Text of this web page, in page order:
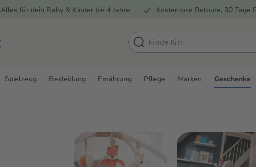
Alles für dein Baby & Kinder bis 4 Jahre Kostenlose Retoure, 30 Tage
Spielzeug Bekleidung Ernährung Pflege Marken Geschenke